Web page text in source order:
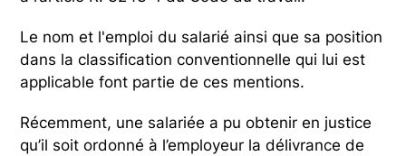
Le nom et l'emploi du salarié ainsi que sa position
dans la classification conventionnelle qui lui est
applicable font partie de ces mentions.
Récemment, une salariée a pu obtenir en justice
qu’il soit ordonné à l’employeur la délivrance de